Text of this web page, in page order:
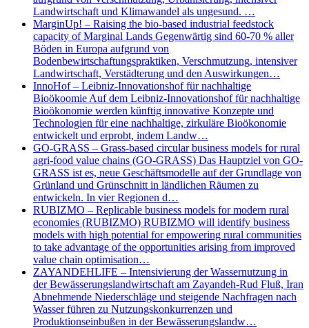
Landwirtschaft und Klimawandel als ungesund. …
MarginUp! – Raising the bio-based industrial feedstock
capacity of Marginal Lands Gegenwärtig sind 60-70 % aller
Böden in Europa aufgrund von
Bodenbewirtschaftungspraktiken, Verschmutzung, intensiver
Landwirtschaft, Verstädterung und den Auswirkungen…
InnoHof – Leibniz-Innovationshof für nachhaltige
Bioökoomie Auf dem Leibniz-Innovationshof für nachhaltige
Bioökonomie werden künftig innovative Konzepte und
Technologien für eine nachhaltige, zirkuläre Bioökonomie
entwickelt und erprobt, indem Landw…
GO-GRASS – Grass-based circular business models for rural
agri-food value chains (GO-GRASS) Das Hauptziel von GO-
GRASS ist es, neue Geschäftsmodelle auf der Grundlage von
Grünland und Grünschnitt in ländlichen Räumen zu
entwickeln. In vier Regionen d…
RUBIZMO – Replicable business models for modern rural
economies (RUBIZMO) RUBIZMO will identify business
models with high potential for empowering rural communities
to take advantage of the opportunities arising from improved
value chain optimisation…
ZAYANDEHLIFE – Intensivierung der Wassernutzung in
der Bewässerungslandwirtschaft am Zayandeh-Rud Fluß, Iran
Abnehmende Niederschläge und steigende Nachfragen nach
Wasser führen zu Nutzungskonkurrenzen und
Produktionseinbußen in der Bewässerungslandw…